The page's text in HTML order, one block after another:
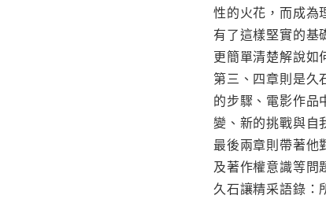
性的火花，而成為
有了這樣堅實的基
更簡單清楚解說如
第三、四章則是久
的步驟、電影作品
變、新的挑戰與自
最後兩章則帶著他
及著作權意識等問
久石讓精采語錄：